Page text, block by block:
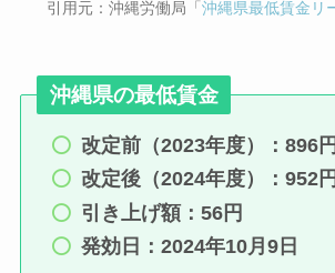
引用元：沖縄労働局「 沖縄県最低賃金リ
沖縄県の最低賃金
改定前（2023年度）：896円
改定後（2024年度）：952円
引き上げ額：56円
発効日：2024年10月9日